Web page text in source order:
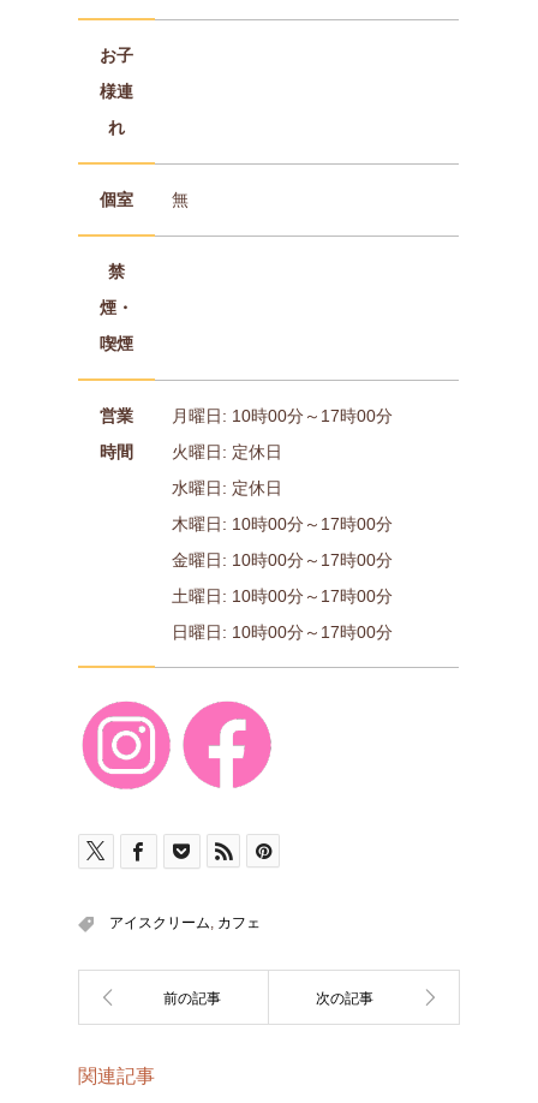
お子
様連
れ
個室 無
禁
煙・
喫煙
営業
時間
月曜日: 10時00分～17時00分
火曜日: 定休日
水曜日: 定休日
木曜日: 10時00分～17時00分
金曜日: 10時00分～17時00分
土曜日: 10時00分～17時00分
日曜日: 10時00分～17時00分
アイスクリーム, カフェ
関連記事